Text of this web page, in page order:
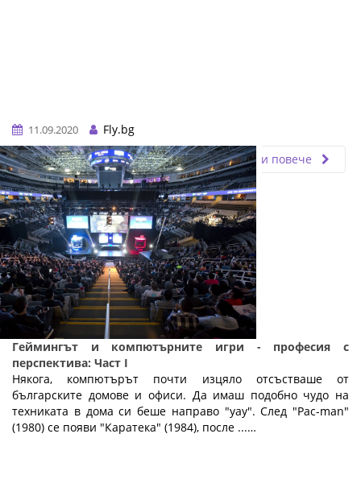
11.09.2020
Fly.bg
Прочети повече
Геймингът и компютърните игри - професия с
перспектива: Част I
Някога, компютърът почти изцяло отсъстваше от
българските домове и офиси. Да имаш подобно чудо на
техниката в дома си беше направо "уау". След "Pac-man"
(1980) се появи "Каратека" (1984), после ...…